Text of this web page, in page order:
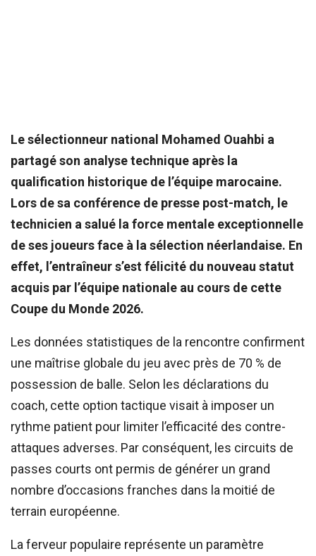
Le sélectionneur national Mohamed Ouahbi a
partagé son analyse technique après la
qualification historique de l’équipe marocaine.
Lors de sa conférence de presse post-match, le
technicien a salué la force mentale exceptionnelle
de ses joueurs face à la sélection néerlandaise. En
effet, l’entraîneur s’est félicité du nouveau statut
acquis par l’équipe nationale au cours de cette
Coupe du Monde 2026.
Les données statistiques de la rencontre confirment
une maîtrise globale du jeu avec près de 70 % de
possession de balle. Selon les déclarations du
coach, cette option tactique visait à imposer un
rythme patient pour limiter l’efficacité des contre-
attaques adverses. Par conséquent, les circuits de
passes courts ont permis de générer un grand
nombre d’occasions franches dans la moitié de
terrain européenne.
La ferveur populaire représente un paramètre